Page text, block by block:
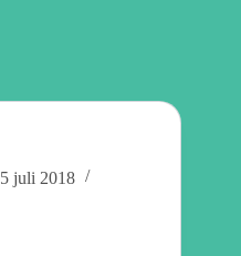
5 juli 2018